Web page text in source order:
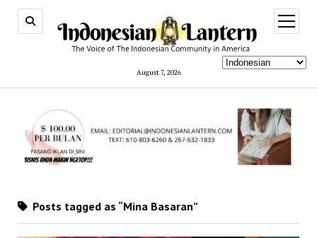
August 7, 2026
open
menu
Posts tagged as “Mina Basaran”